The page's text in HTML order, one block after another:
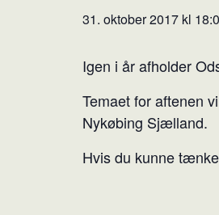
31. oktober 2017 kl
Igen i år afholder
Temaet for aftenen
Nykøbing Sjælland.
Hvis du kunne